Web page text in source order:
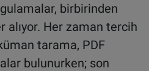
birbirinden
alıyor. Her zaman tercih
tarama, PDF
bulunurken; son